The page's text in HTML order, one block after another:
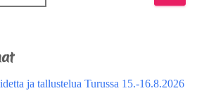
ja tallustelua Turussa 15.-16.8.2026